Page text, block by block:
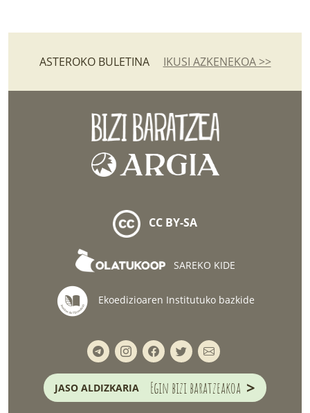
ASTEROKO BULETINA IKUSI AZKENEKOA >>
CC BY-SA
SAREKO KIDE
Ekoedizioaren Institutuko bazkide
JASO ALDIZKARIA Egin bizi baratzeakoa >